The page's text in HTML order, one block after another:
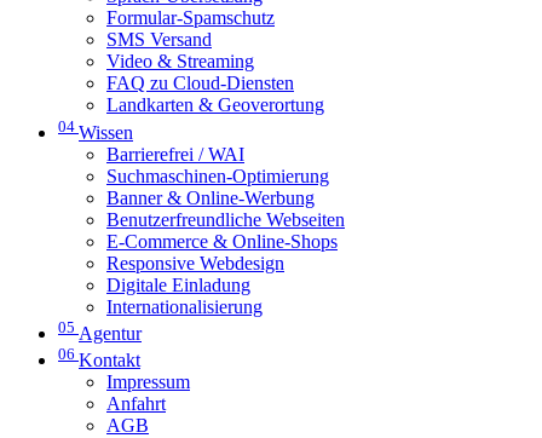
Formular-Spamschutz
SMS Versand
Video & Streaming
FAQ zu Cloud-Diensten
Landkarten & Geoverortung
04 Wissen
Barrierefrei / WAI
Suchmaschinen-Optimierung
Banner & Online-Werbung
Benutzerfreundliche Webseiten
E-Commerce & Online-Shops
Responsive Webdesign
Digitale Einladung
Internationalisierung
05 Agentur
06 Kontakt
Impressum
Anfahrt
AGB